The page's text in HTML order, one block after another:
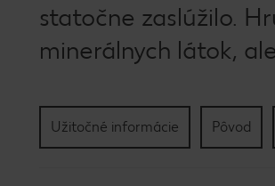
statočne zaslúžilo.
minerálnych látok,
Užitočné informácie Pôvod